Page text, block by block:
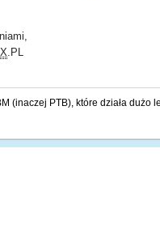
.PL
(inaczej PTB), które działa dużo